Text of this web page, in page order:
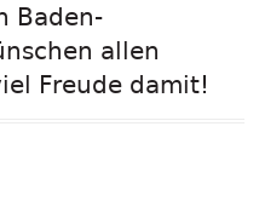
Baden-
allen
Freude damit!